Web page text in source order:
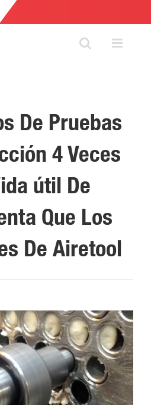
De Pruebas
4 Veces
útil De
Que Los
De Airetool